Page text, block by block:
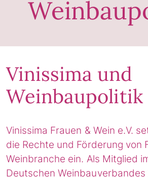
Vinissima und
Weinbaupolitik
Vinissima Frauen & Wein e.V.
die Rechte und Förderung von
Weinbranche ein. Als Mitglied
Deutschen